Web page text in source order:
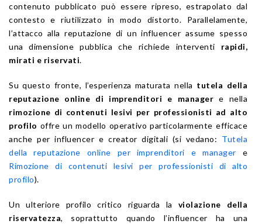
contenuto pubblicato può essere ripreso, estrapolato dal
contesto e riutilizzato in modo distorto. Parallelamente,
l’attacco alla reputazione di un influencer assume spesso
una dimensione pubblica che richiede interventi rapidi,
mirati e riservati.
Su questo fronte, l’esperienza maturata nella tutela della
reputazione online di imprenditori e manager e nella
rimozione di contenuti lesivi per professionisti ad alto
profilo offre un modello operativo particolarmente efficace
anche per influencer e creator digitali (si vedano: Tutela
della reputazione online per imprenditori e manager e
Rimozione di contenuti lesivi per professionisti di alto
profilo).
Un ulteriore profilo critico riguarda la violazione della
riservatezza, soprattutto quando l’influencer ha una